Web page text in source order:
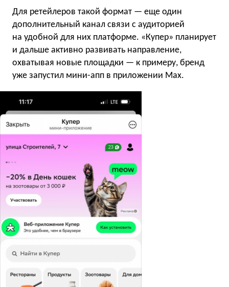
Для ретейлеров такой формат — еще один
дополнительный канал связи с аудиторией
на удобной для них платформе. «Купер» планирует
и дальше активно развивать направление,
охватывая новые площадки — к примеру, бренд
уже запустил мини-апп в приложении Max.